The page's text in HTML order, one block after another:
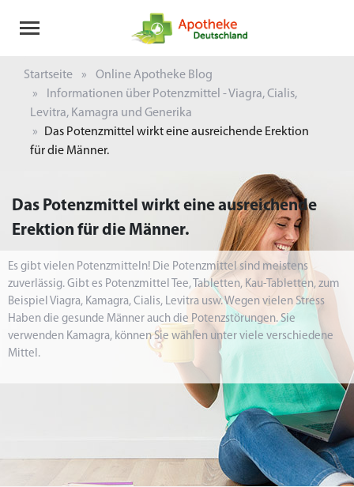
Startseite
Online Apotheke Blog
Informationen über Potenzmittel - Viagra, Cialis,
Levitra, Kamagra und Generika
Das Potenzmittel wirkt eine ausreichende Erektion
für die Männer.
Das Potenzmittel wirkt eine ausreichende
Erektion für die Männer.
Es gibt vielen Potenzmitteln! Die Potenzmittel sind meistens
zuverlässig. Gibt es Potenzmittel Tee, Tabletten, Kau-Tabletten, zum
Beispiel Viagra, Kamagra, Cialis, Levitra usw. Wegen vielen Stress
Haben die gesunde Männer auch die Potenzstörungen. Sie
verwenden Kamagra, können Sie wählen unter viele verschiedene
Mittel.